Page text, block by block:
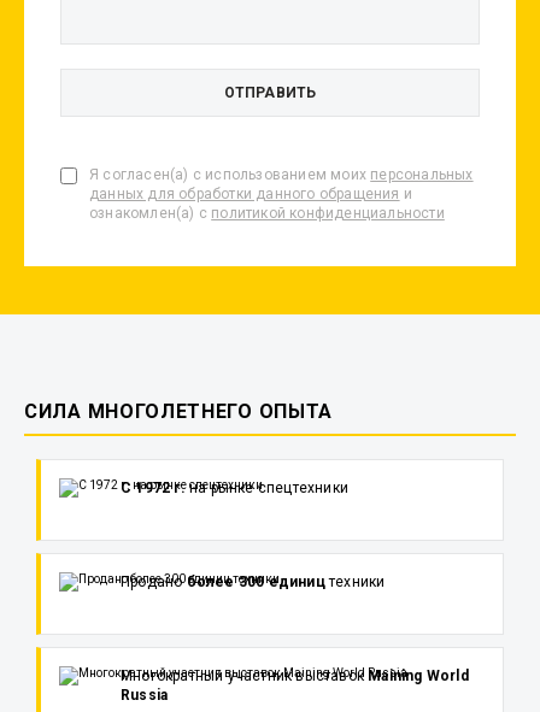
Я согласен(а) с использованием моих персональных
данных для обработки данного обращения и
ознакомлен(а) с политикой конфиденциальности
СИЛА МНОГОЛЕТНЕГО ОПЫТА
С 1972 г.на рынке спецтехники
Проданоболее 300 едиництехники
Многократный участник выставок Maining World
Russia